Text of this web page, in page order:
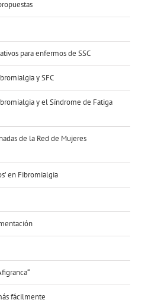
para enfermos de SSC
y SFC
y el Síndrome de Fatiga
de la Red de Mujeres
en Fibromialgia
fácilmente